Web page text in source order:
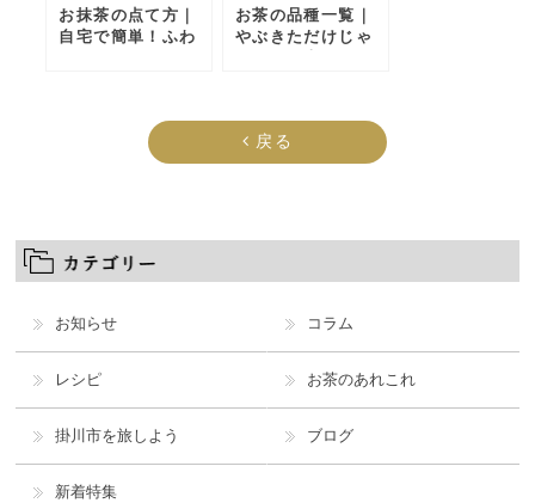
お抹茶の点て方｜
自宅で簡単！ふわ
お茶の品種一覧｜
やぶきただけじゃ
戻る
お知らせ コラム
レシピ お茶のあれこれ
掛川市を旅しよう ブログ
新着特集